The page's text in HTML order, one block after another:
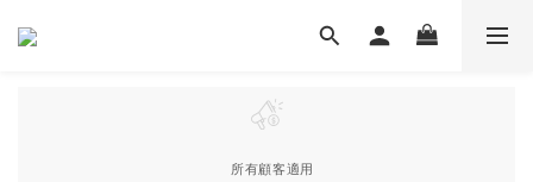
所有顧客適用